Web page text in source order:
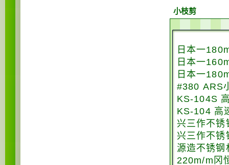
小枝剪
日本一
日本一
日本一
#380 ARS
KS-104S
KS-104 高
兴三作不锈
兴三作不锈
源造不锈
220m/m冈